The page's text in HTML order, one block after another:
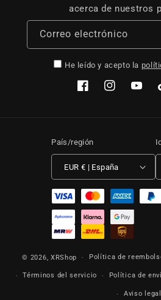
acerca de nuestros
Correo electrónico
He leído y acepto la
FacebookInstagram
País/región
EUR € | España
Formas de pago
© 2026, XRShop Política de
Términos del servicio Política de
Aviso legal